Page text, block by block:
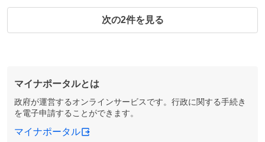
次の2件を見る
マイナポータルとは
政府が運営するオンラインサービスです。行政に関する手続き
を電子申請することができます。
マイナポータル